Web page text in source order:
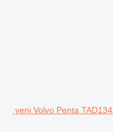
yeni Volvo Penta